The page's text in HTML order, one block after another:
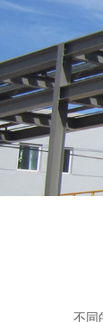
不同